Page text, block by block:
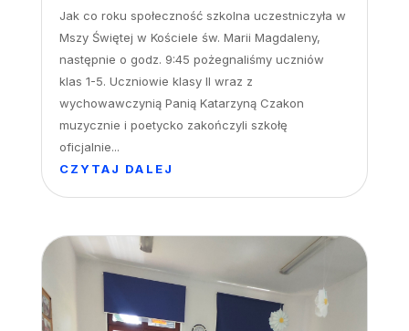
Jak co roku społeczność szkolna uczestniczyła w
Mszy Świętej w Kościele św. Marii Magdaleny,
następnie o godz. 9:45 pożegnaliśmy uczniów
klas 1-5. Uczniowie klasy II wraz z
wychowawczynią Panią Katarzyną Czakon
muzycznie i poetycko zakończyli szkołę
oficjalnie...
CZYTAJ DALEJ